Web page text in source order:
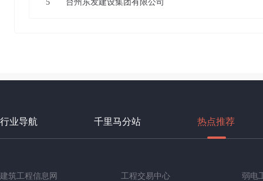
5 台州东发建设集团有限公司
行业导航 千里马分站 热点推荐
建筑工程信息网 工程交易中心 弱电